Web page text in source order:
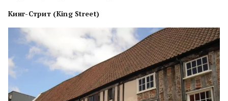
Кинг-Стрит (King Street)